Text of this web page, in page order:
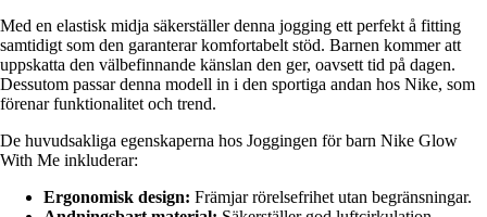
Med en elastisk midja säkerställer denna jogging ett perfekt å fitting
samtidigt som den garanterar komfortabelt stöd. Barnen kommer att
uppskatta den välbefinnande känslan den ger, oavsett tid på dagen.
Dessutom passar denna modell in i den sportiga andan hos Nike, som
förenar funktionalitet och trend.
De huvudsakliga egenskaperna hos Joggingen för barn Nike Glow
With Me inkluderar:
Ergonomisk design: Främjar rörelsefrihet utan begränsningar.